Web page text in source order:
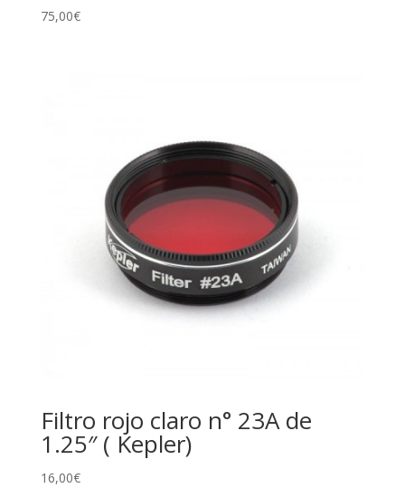
75,00€
Filtro rojo claro n° 23A de
1.25″ ( Kepler)
16,00€